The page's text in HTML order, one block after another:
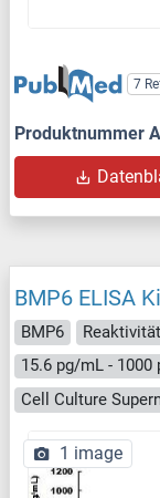
7
Produktnummer
BMP6 ELISA
BMP6
15.6 pg/mL - 1000
1 image